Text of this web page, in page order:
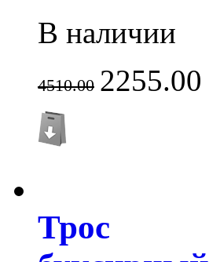
В наличии
4510.00 2255.00
Трос